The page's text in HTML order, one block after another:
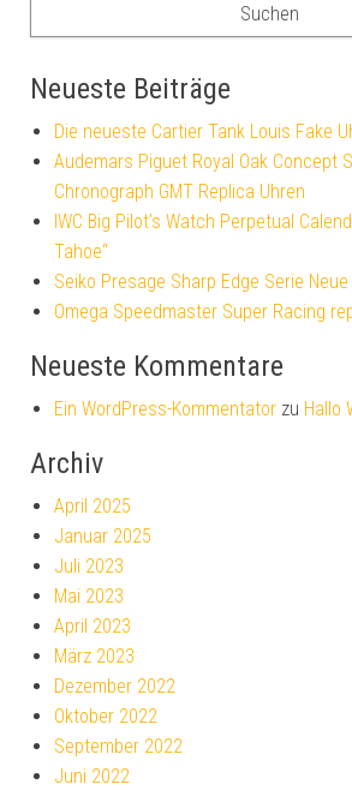
Neueste Beiträge
Die neueste Cartier Tank Louis Fake
Audemars Piguet Royal Oak Concept
Chronograph GMT Replica Uhren
IWC Big Pilot’s Watch Perpetual
Tahoe“
Seiko Presage Sharp Edge Serie
Omega Speedmaster Super Racing
Neueste Kommentare
Ein WordPress-Kommentator zu Hallo
Archiv
April 2025
Januar 2025
Juli 2023
Mai 2023
April 2023
März 2023
Dezember 2022
Oktober 2022
September 2022
Juni 2022